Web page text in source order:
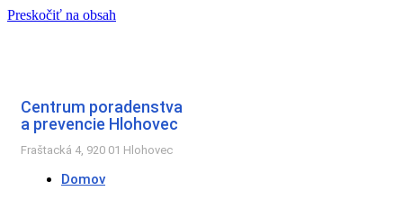
Preskočiť na obsah
Centrum poradenstva
a prevencie Hlohovec
Fraštacká 4, 920 01 Hlohovec
Domov